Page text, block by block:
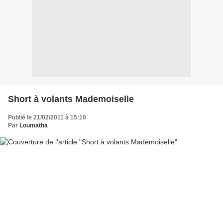
Short à volants Mademoiselle
Publié le 21/02/2011 à 15:10
Par Loumatha